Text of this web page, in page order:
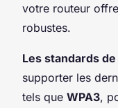
votre routeur
robustes.
Les standards
supporter les
tels que WPA3,